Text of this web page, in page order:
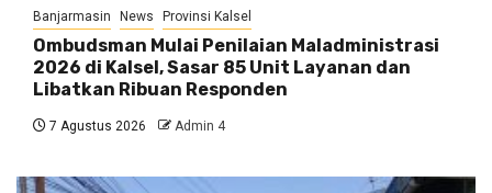
Banjarmasin News Provinsi Kalsel
Ombudsman Mulai Penilaian Maladministrasi
2026 di Kalsel, Sasar 85 Unit Layanan dan
Libatkan Ribuan Responden
7 Agustus 2026 Admin 4